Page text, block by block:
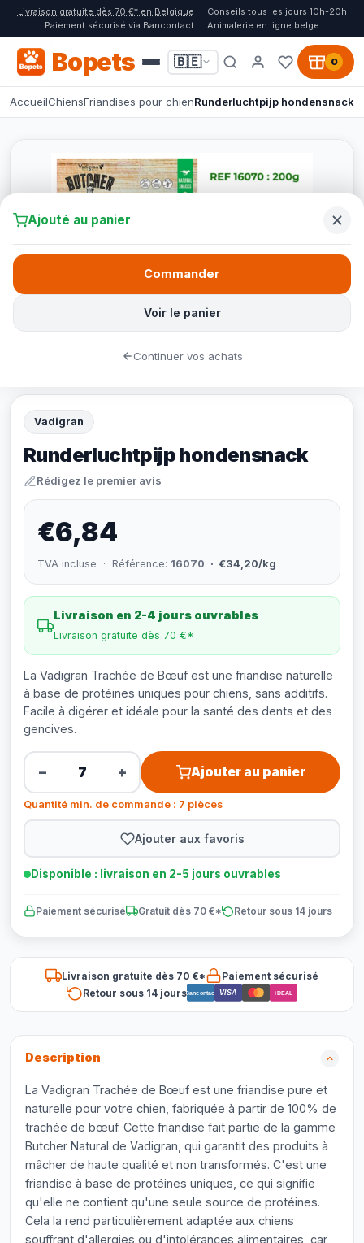
Livraison gratuite dès 70 €* en Belgique
Conseils tous les jours 10h-20h
Paiement sécurisé via Bancontact
Animalerie en ligne belge
Bopets 🇧🇪 0
AccueilChiensFriandises pour chienRunderluchtpijp hondensnack
Vadigran
Runderluchtpijp hondensnack
Rédigez le premier avis
€6,84
TVA incluse · Référence: 16070 · €34,20/kg
Livraison en 2-4 jours ouvrables
Livraison gratuite dès 70 €*
La Vadigran Trachée de Bœuf est une friandise naturelle
à base de protéines uniques pour chiens, sans additifs.
Facile à digérer et idéale pour la santé des dents et des
gencives.
− + Ajouter au panier
Quantité min. de commande : 7 pièces
Ajouter aux favoris
Disponible : livraison en 2-5 jours ouvrables
Paiement sécurisé Gratuit dès 70 €* Retour sous 14 jours
Livraison gratuite dès 70 €*
Paiement sécurisé
Retour sous 14 joursBancontact VISA iDEAL
Description
La Vadigran Trachée de Bœuf est une friandise pure et
naturelle pour votre chien, fabriquée à partir de 100% de
trachée de bœuf. Cette friandise fait partie de la gamme
Butcher Natural de Vadigran, qui garantit des produits à
mâcher de haute qualité et non transformés. C'est une
friandise à base de protéines uniques, ce qui signifie
qu'elle ne contient qu'une seule source de protéines.
Cela la rend particulièrement adaptée aux chiens
souffrant d'allergies ou d'intolérances alimentaires, car
Ajouté au panier
Voir le panier
Commander
Continuer vos achats